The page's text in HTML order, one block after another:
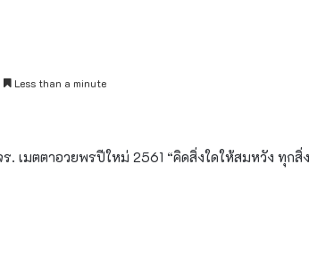
Less than a minute
เมตตาอวยพรปีใหม่ 2561 “คิดสิ่งใดให้สมหวัง ทุก